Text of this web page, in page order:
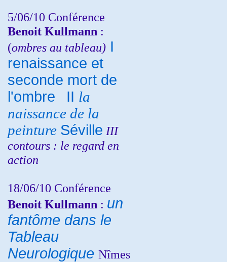
5/06/10 Conférence
Benoit Kullmann :
(ombres au tableau) I
renaissance et
seconde mort de
l'ombre
II la
naissance de la
peinture Séville III
contours : le regard en
action
18/06/10 Conférence
Benoit Kullmann : un
fantôme dans le
Tableau
Neurologique Nîmes